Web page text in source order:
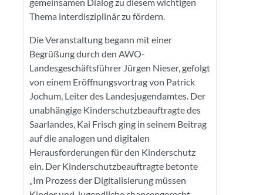
gemeinsamen Dialog zu diesem wichtigen
Thema interdisziplinär zu fördern.
Die Veranstaltung begann mit einer
Begrüßung durch den AWO-
Landesgeschäftsführer Jürgen Nieser, gefolgt
von einem Eröffnungsvortrag von Patrick
Jochum, Leiter des Landesjugendamtes. Der
unabhängige Kinderschutzbeauftragte des
Saarlandes, Kai Frisch ging in seinem Beitrag
auf die analogen und digitalen
Herausforderungen für den Kinderschutz
ein. Der Kinderschutzbeauftragte betonte
„Im Prozess der Digitalisierung müssen